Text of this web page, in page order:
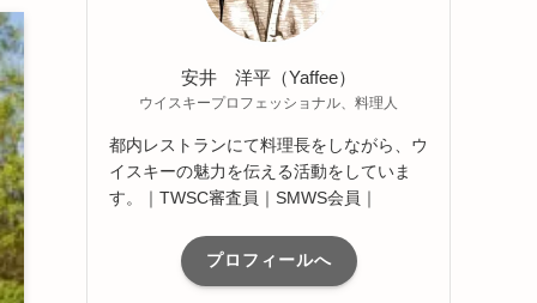
安井 洋平（Yaffee）
ウイスキープロフェッショナル、料理人
都内レストランにて料理長をしながら、ウ
イスキーの魅力を伝える活動をしていま
す。｜TWSC審査員｜SMWS会員｜
プロフィールへ